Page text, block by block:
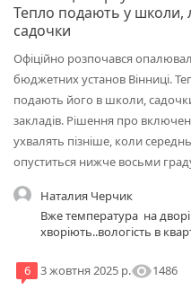
передбачають
для населення після 31
року (вони умовно
зазначили в
сезон в Україні
усі необхідні для цього постанови.
опалювальний сезон Органи місцевого самоврядування
самостійно визначають
середньодобова
дні поспіль. До слова, Кабінет міністрів визначив нові терміни
"опалювального" і
"Нафтогазу", сьогодні, 13
Тепло подають у школи,
садочки
Офіційно розпочався
бюджетних установ Вінниці.
подають його в школи, садочки
закладів. Рішення про
ухвалять пізніше, коли
опуститься нижче восьми
Наталия Черчик
Вже температура на
хворіють..вологість в
6 3 жовтня 2025 р.visibility1486